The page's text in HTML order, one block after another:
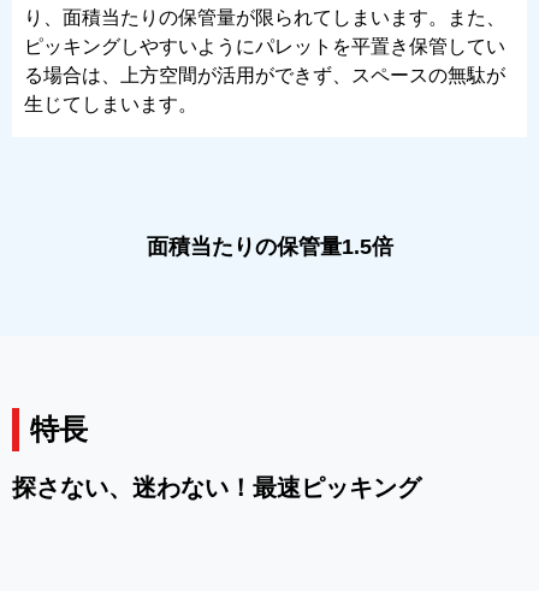
り、面積当たりの保管量が限られてしまいます。また、
ピッキングしやすいようにパレットを平置き保管してい
る場合は、上方空間が活用ができず、スペースの無駄が
生じてしまいます。
面積当たりの保管量1.5倍
特長
探さない、迷わない！最速ピッキング